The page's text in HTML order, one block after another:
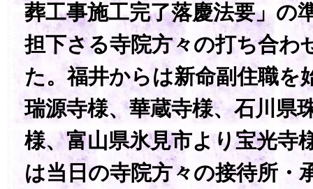
葬工事施工完了落慶法要」の
担下さる寺院方々の打ち合わ
た。福井からは新命副住職を
瑞源寺様、華蔵寺様、石川県
様、富山県氷見市より宝光寺
は当日の寺院方々の接待所・